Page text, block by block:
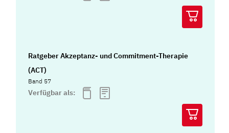
Ratgeber Akzeptanz- und Commitment-Therapie
(ACT)
Band 57
Verfügbar als: